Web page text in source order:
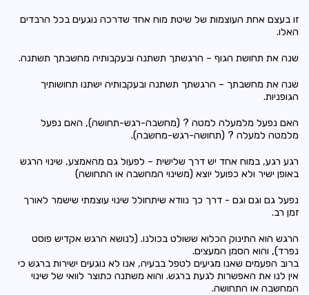
זו בעצם אחת העוצמות של שיטת מוח אחד שדרכה נוגעים בכל הרבדים
האלו.
שנה את תחושת הגוף – הרגשתך תשתנה ובעקבותיה מחשבתך תשתנה.
שנה את מחשבתך – הרגשתך תשתנה ובעקבותיה ישתנו תחושותיך
הגופניות.
האם נפעל מלמעלה למטה ? (מחשבה-רגש-תחושה), האם נפעל
מלמטה למעלה ? (תחושה-רגש-מחשבה).
רגע רגע, במוח אחד יש דרך שלישית – לפעול גם מהאמצע, שינוי הרגש
באופן ישיר ולא כפועל יוצא (משינוי המחשבה או התחושה)
נפעל גם וגם וגם - דרך כך נוודא שיתחולל שינוי עוצמתי שישמר לאורך
זמן רב.
הרגש הוא התינוק הכלוא ששולט בכולנו. (לנושא הרגש אקדיש פוסט
נפרד), והוא הסמן המעצים.
ברוב הפעמים שאנו מגיעים לטפל בבעיה, אנו לא נוגעים ישירות ברגש כי
אין לנו את האפשרות לגעת ברגש. והוא משתנה כתוצר לוואי של שינוי
המחשבה או התחושה.